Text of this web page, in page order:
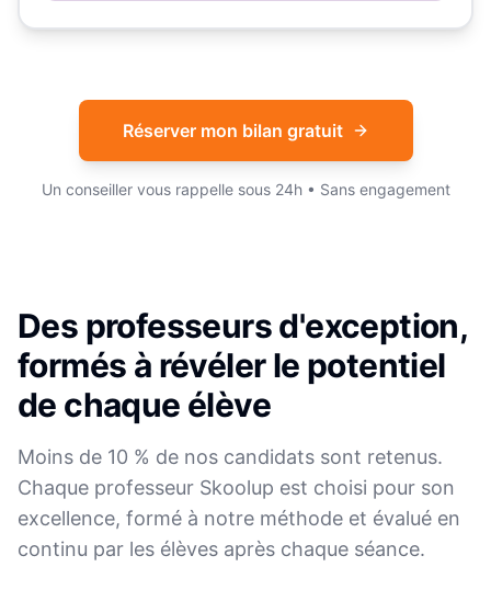
Réserver mon bilan gratuit
Un conseiller vous rappelle sous 24h • Sans engagement
Des professeurs d'exception,
formés à révéler le potentiel
de chaque élève
Moins de 10 % de nos candidats sont retenus.
Chaque professeur Skoolup est choisi pour son
excellence, formé à notre méthode et évalué en
continu par les élèves après chaque séance.